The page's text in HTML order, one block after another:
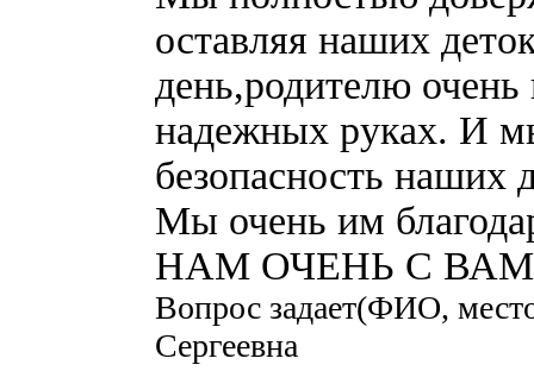
оставляя наших
день,родителю очень
надежных руках. И
безопасность наших
Мы очень им
НАМ ОЧЕНЬ С
Вопрос задает(ФИО,
Сергеевна